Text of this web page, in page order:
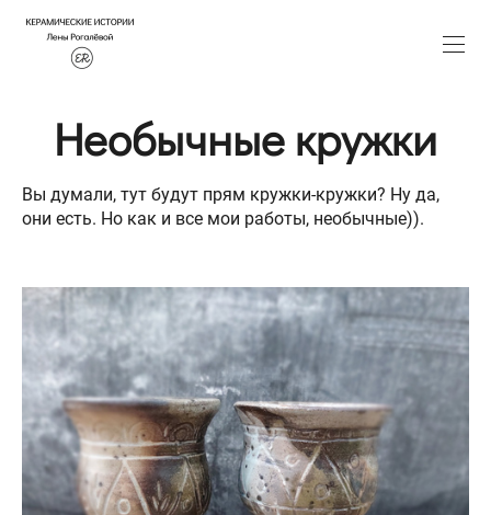
Необычные кружки
Вы думали, тут будут прям кружки-кружки? Ну да,
они есть. Но как и все мои работы, необычные)).